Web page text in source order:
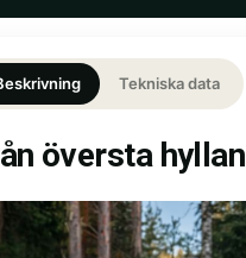
Tekniska data
översta hyllan